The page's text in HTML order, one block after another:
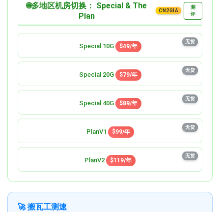
🌐多地区机房切换： Special & The
Plan
CN2GIA
测
评
Special 10G $49/年
无货
Special 20G $79/年
无货
Special 40G $89/年
无货
PlanV1 $99/年
无货
PlanV2 $119/年
无货
🚀 搬瓦工测速